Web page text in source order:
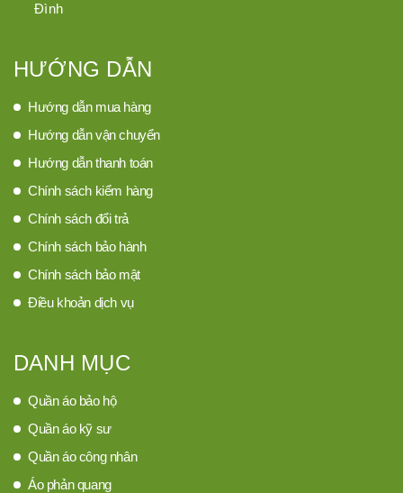
Đình
HƯỚNG DẪN
Hướng dẫn mua hàng
Hướng dẫn vận chuyển
Hướng dẫn thanh toán
Chính sách kiểm hàng
Chính sách đổi trả
Chính sách bảo hành
Chính sách bảo mật
Điều khoản dịch vụ
DANH MỤC
Quần áo bảo hộ
Quần áo kỹ sư
Quần áo công nhân
Áo phản quang